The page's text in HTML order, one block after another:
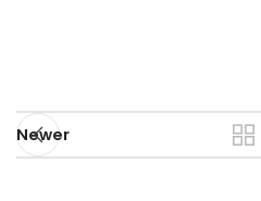
Newer